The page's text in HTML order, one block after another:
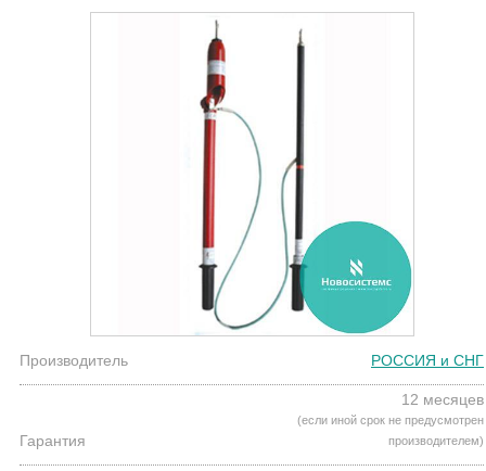
Производитель РОССИЯ и СНГ
Гарантия
12 месяцев
(если иной срок не предусмотрен
производителем)